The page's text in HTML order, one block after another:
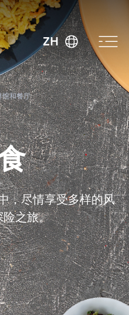
ZH
馆和餐厅
，尽情享受多样的风
之旅。